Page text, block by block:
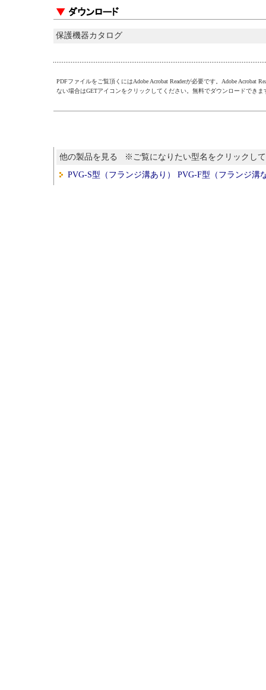
保護機器カタログ
PDFファイルをご覧頂くにはAdobe Acrobat Readerが必要です。Adobe Acrobat
ない場合はGETアイコンをクリックしてください。無料でダウンロードできま
他の製品を見る ※ご覧になりたい型名をクリックし
PVG-S型（フランジ溝あり） PVG-F型（フランジ溝